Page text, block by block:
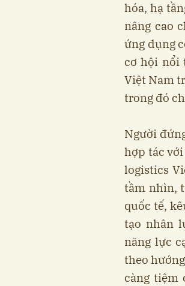
hóa, hạ
nâng cao
ứng dụng
cơ hội nổi
Việt Nam
trong đó
Người
hợp tác
logistics
tầm nhìn,
quốc tế,
tạo nhân
năng lực
theo
càng tiệm